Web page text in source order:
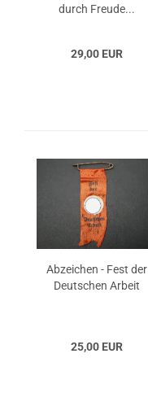
durch Freude...
29,00 EUR
Abzeichen - Fest der
Deutschen Arbeit
25,00 EUR